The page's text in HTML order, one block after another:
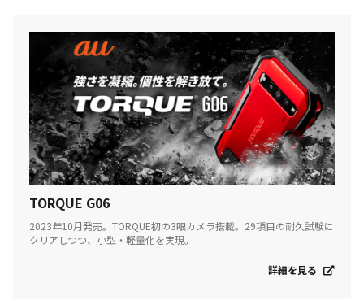
TORQUE G06
2023年10月発売。TORQUE初の3眼カメラ搭載。29項目の耐久試験に
クリアしつつ、小型・軽量化を実現。
詳細を見る